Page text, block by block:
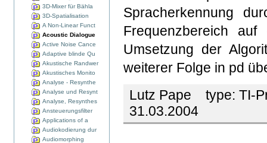
3D-Mixer für Bähla
3D-Spatialisation
A Non-Linear Funct
Acoustic Dialogue
Active Noise Cance
Adaptive blinde Qu
Akustische Randwer
Akustisches Monito
Analyse - Resynthe
Analyse und Resynt
Analyse, Resynthes
Ansteuerungsfilter
Applications of a
Audiokodierung dur
Audiomorphing
Spracherkennung
Frequenzbereich
Umsetzung der
weiterer Folge in pd
Lutz Pape type: TI-
31.03.2004